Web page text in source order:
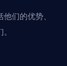
们的优势、